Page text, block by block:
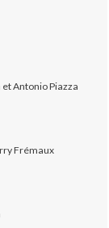
et Antonio Piazza
Frémaux